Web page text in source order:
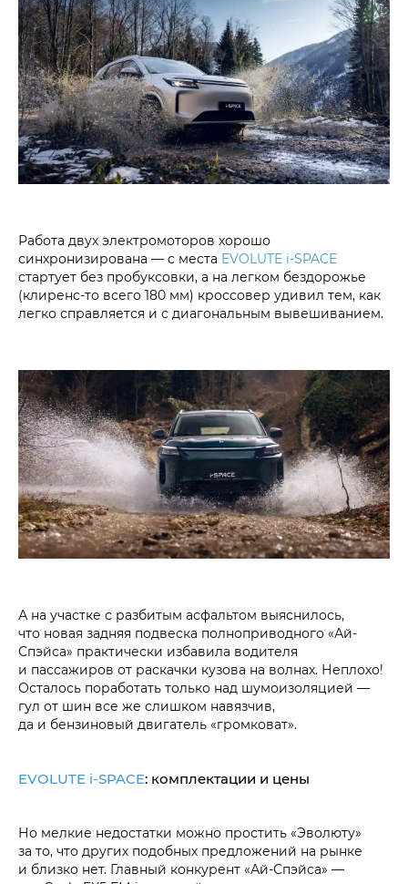
Работа двух электромоторов хорошо
синхронизирована — с места EVOLUTE i‑SPACE
стартует без пробуксовки, а на легком бездорожье
(клиренс-то всего 180 мм) кроссовер удивил тем, как
легко справляется и с диагональным вывешиванием.
А на участке с разбитым асфальтом выяснилось,
что новая задняя подвеска полноприводного «Ай-
Спэйса» практически избавила водителя
и пассажиров от раскачки кузова на волнах. Неплохо!
Осталось поработать только над шумоизоляцией —
гул от шин все же слишком навязчив,
да и бензиновый двигатель «громковат».
EVOLUTE i‑SPACE: комплектации и цены
Но мелкие недостатки можно простить «Эволюту»
за то, что других подобных предложений на рынке
и близко нет. Главный конкурент «Ай-Спэйса» —